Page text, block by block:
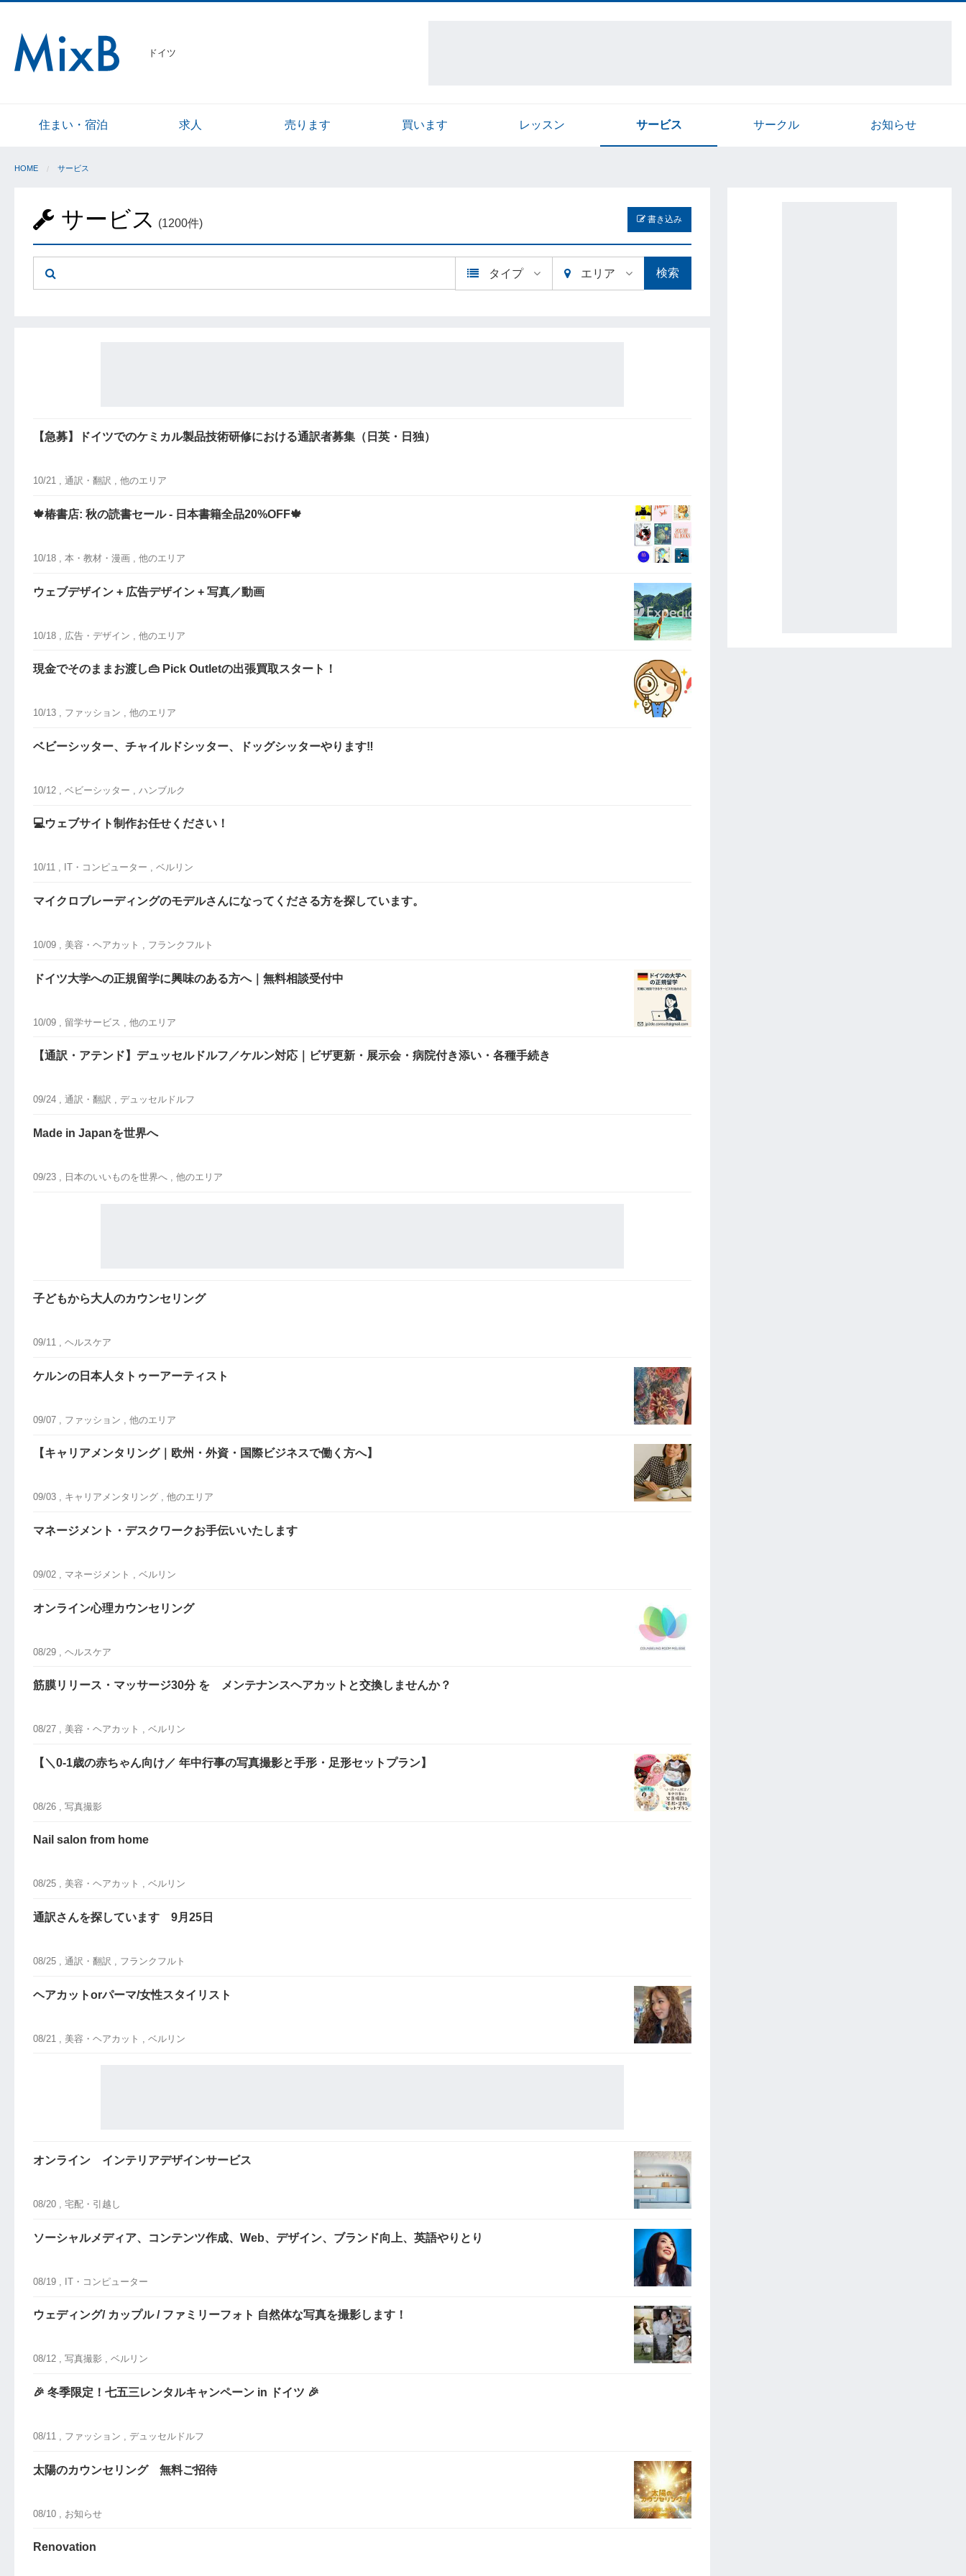
ドイツ
住まい・宿泊 求人 売ります 買います レッスン サービス サークル お知らせ
HOME サービス
サービス (1200件) 書き込み
タイプ エリア 検索
【急募】ドイツでのケミカル製品技術研修における通訳者募集（日英・日独）
10/21 , 通訳・翻訳 , 他のエリア
🍁椿書店: 秋の読書セール - 日本書籍全品20%OFF🍁
10/18 , 本・教材・漫画 , 他のエリア
ウェブデザイン + 広告デザイン + 写真／動画
10/18 , 広告・デザイン , 他のエリア
現金でそのままお渡し👜 Pick Outletの出張買取スタート！
10/13 , ファッション , 他のエリア
ベビーシッター、チャイルドシッター、ドッグシッターやります‼️
10/12 , ベビーシッター , ハンブルク
💻ウェブサイト制作お任せください！
10/11 , IT・コンピューター , ベルリン
マイクロブレーディングのモデルさんになってくださる方を探しています。
10/09 , 美容・ヘアカット , フランクフルト
ドイツ大学への正規留学に興味のある方へ｜無料相談受付中
10/09 , 留学サービス , 他のエリア
【通訳・アテンド】デュッセルドルフ／ケルン対応｜ビザ更新・展示会・病院付き添い・各種手続き
09/24 , 通訳・翻訳 , デュッセルドルフ
Made in Japanを世界へ
09/23 , 日本のいいものを世界へ , 他のエリア
子どもから大人のカウンセリング
09/11 , ヘルスケア
ケルンの日本人タトゥーアーティスト
09/07 , ファッション , 他のエリア
【キャリアメンタリング｜欧州・外資・国際ビジネスで働く方へ】
09/03 , キャリアメンタリング , 他のエリア
マネージメント・デスクワークお手伝いいたします
09/02 , マネージメント , ベルリン
オンライン心理カウンセリング
08/29 , ヘルスケア
筋膜リリース・マッサージ30分 を メンテナンスヘアカットと交換しませんか？
08/27 , 美容・ヘアカット , ベルリン
【＼0-1歳の赤ちゃん向け／ 年中行事の写真撮影と手形・足形セットプラン】
08/26 , 写真撮影
Nail salon from home
08/25 , 美容・ヘアカット , ベルリン
通訳さんを探しています 9月25日
08/25 , 通訳・翻訳 , フランクフルト
ヘアカットorパーマ/女性スタイリスト
08/21 , 美容・ヘアカット , ベルリン
オンライン インテリアデザインサービス
08/20 , 宅配・引越し
ソーシャルメディア、コンテンツ作成、Web、デザイン、ブランド向上、英語やりとり
08/19 , IT・コンピューター
ウェディング/ カップル / ファミリーフォト 自然体な写真を撮影します！
08/12 , 写真撮影 , ベルリン
🎉 冬季限定！七五三レンタルキャンペーン in ドイツ 🎉
08/11 , ファッション , デュッセルドルフ
太陽のカウンセリング 無料ご招待
08/10 , お知らせ
Renovation